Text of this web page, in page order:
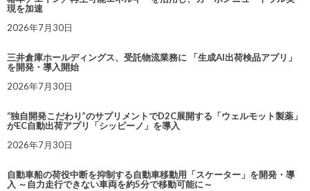
現を加速
2026年7月30日
三井倉庫ホールディングス、受託物流業務に 「生成AI出荷検品アプリ」
を開発・導入開始
2026年7月30日
“独自開発こだわり”のサプリメントでD2C展開する「ウェルモット製薬」
がEC自動出荷アプリ「シッピーノ」を導入
2026年7月30日
自動車船の荷役中断を抑制する自動車移動用「スケーター」を開発・導
入 ～自力走行できない車両を約5分で移動可能に～